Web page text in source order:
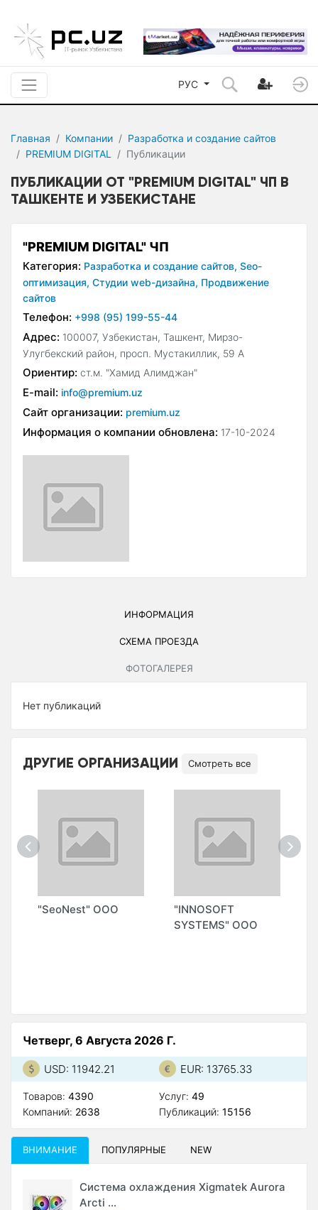
РУС
Главная Компании
Разработка и создание сайтов
PREMIUM DIGITAL
Публикации
ПУБЛИКАЦИИ ОТ "PREMIUM DIGITAL" ЧП В
ТАШКЕНТЕ И УЗБЕКИСТАНЕ
"PREMIUM DIGITAL" ЧП
Категория: Разработка и создание сайтов, Seo-
оптимизация, Студии web-дизайна, Продвижение
сайтов
Телефон: +998 (95) 199-55-44
Адрес: 100007, Узбекистан, Ташкент, Мирзо-
Улугбекский район, просп. Мустакиллик, 59 А
Ориентир: ст.м. "Хамид Алимджан"
E-mail: info@premium.uz
Сайт организации: premium.uz
Информация о компании обновлена: 17-10-2024
ИНФОРМАЦИЯ
СХЕМА ПРОЕЗДА
ФОТОГАЛЕРЕЯ
Нет публикаций
ДРУГИЕ ОРГАНИЗАЦИИ Смотреть все
"SeoNest" ООО
"INNOSOFT
SYSTEMS" ООО
Четверг, 6 Августа 2026 Г.
USD: 11942.21 EUR: 13765.33
Товаров: 4390
Компаний: 2638
Услуг: 49
Публикаций: 15156
ВНИМАНИЕ ПОПУЛЯРНЫЕ NEW
Система охлаждения Xigmatek Aurora
Arcti ...